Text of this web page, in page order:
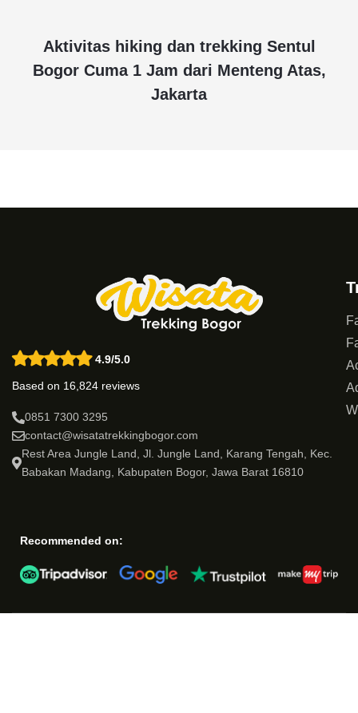
Aktivitas hiking dan trekking Sentul
Bogor Cuma 1 Jam dari Menteng Atas,
Jakarta
4.9/5.0
Based on 16,824 reviews
0851 7300 3295
contact@wisatatrekkingbogor.com
Rest Area Jungle Land, Jl. Jungle Land, Karang Tengah, Kec.
Babakan Madang, Kabupaten Bogor, Jawa Barat 16810
Recommended on: